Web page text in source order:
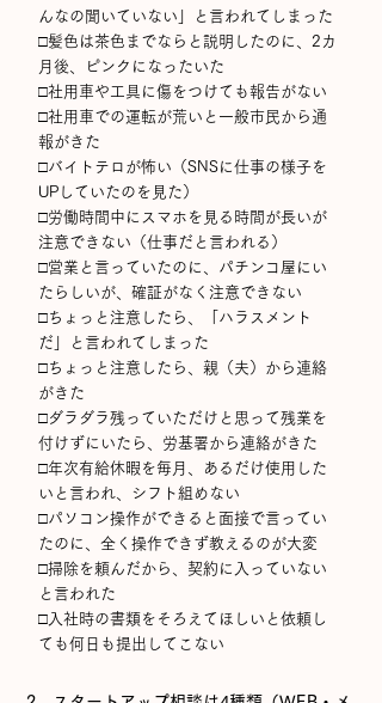
んなの聞いていない」と言われてしまった
□髪色は茶色までならと説明したのに、2カ
月後、ピンクになったいた
□社用車や工具に傷をつけても報告がない
□社用車での運転が荒いと一般市民から通
報がきた
□バイトテロが怖い（SNSに仕事の様子を
UPしていたのを見た）
□労働時間中にスマホを見る時間が長いが
注意できない（仕事だと言われる）
□営業と言っていたのに、パチンコ屋にい
たらしいが、確証がなく注意できない
□ちょっと注意したら、「ハラスメント
だ」と言われてしまった
□ちょっと注意したら、親（夫）から連絡
がきた
□ダラダラ残っていただけと思って残業を
付けずにいたら、労基署から連絡がきた
□年次有給休暇を毎月、あるだけ使用した
いと言われ、シフト組めない
□パソコン操作ができると面接で言ってい
たのに、全く操作できず教えるのが大変
□掃除を頼んだから、契約に入っていない
と言われた
□ 入社時の書類をそろえてほしいと依頼し
ても何日も提出してこない